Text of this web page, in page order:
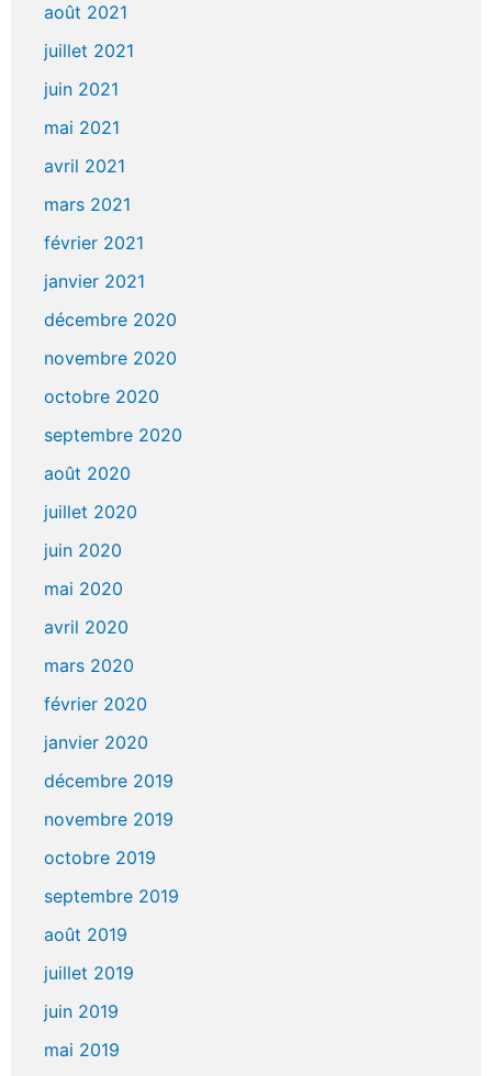
août 2021
juillet 2021
juin 2021
mai 2021
avril 2021
mars 2021
février 2021
janvier 2021
décembre 2020
novembre 2020
octobre 2020
septembre 2020
août 2020
juillet 2020
juin 2020
mai 2020
avril 2020
mars 2020
février 2020
janvier 2020
décembre 2019
novembre 2019
octobre 2019
septembre 2019
août 2019
juillet 2019
juin 2019
mai 2019